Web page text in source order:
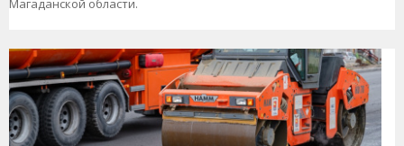
Магаданской области.